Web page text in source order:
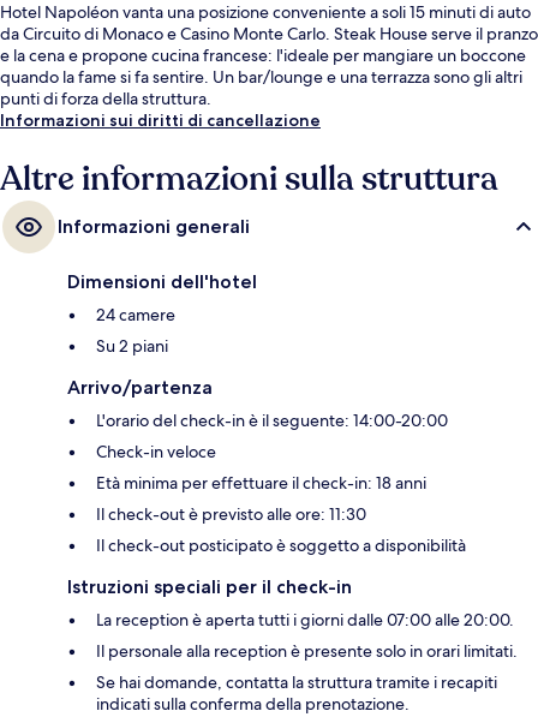
Hotel Napoléon vanta una posizione conveniente a soli 15 minuti di auto
da Circuito di Monaco e Casino Monte Carlo. Steak House serve il pranzo
e la cena e propone cucina francese: l'ideale per mangiare un boccone
quando la fame si fa sentire. Un bar/lounge e una terrazza sono gli altri
punti di forza della struttura.
Informazioni sui diritti di cancellazione
Altre informazioni sulla struttura
Informazioni generali
Dimensioni dell'hotel
24 camere
Su 2 piani
Arrivo/partenza
L'orario del check-in è il seguente: 14:00-20:00
Check-in veloce
Età minima per effettuare il check-in: 18 anni
Il check-out è previsto alle ore: 11:30
Il check-out posticipato è soggetto a disponibilità
Istruzioni speciali per il check-in
La reception è aperta tutti i giorni dalle 07:00 alle 20:00.
Il personale alla reception è presente solo in orari limitati.
Se hai domande, contatta la struttura tramite i recapiti
indicati sulla conferma della prenotazione.